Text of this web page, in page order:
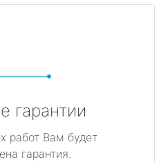
гарантии
работ Вам будет
гарантия.